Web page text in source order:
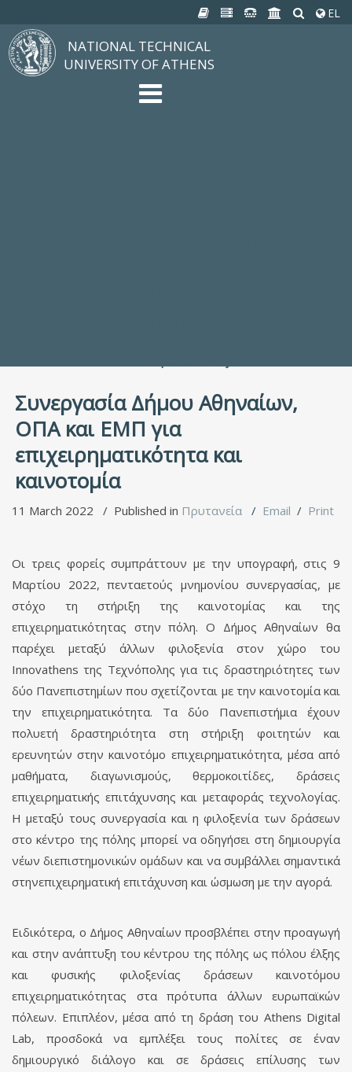
EL
NATIONAL TECHNICAL
UNIVERSITY OF ATHENS
Συνεργασία Δήμου Αθηναίων,
ΟΠΑ και ΕΜΠ για
επιχειρηματικότητα και
καινοτομία
11 March 2022 Published in Πρυτανεία Email Print
Οι τρεις φορείς συμπράττουν με την υπογραφή, στις 9
Μαρτίου 2022, πενταετούς μνημονίου συνεργασίας, με
στόχο τη στήριξη της καινοτομίας και της
επιχειρηματικότητας στην πόλη. Ο Δήμος Αθηναίων θα
παρέχει μεταξύ άλλων φιλοξενία στον χώρο του
Innovathens της Τεχνόπολης για τις δραστηριότητες των
δύο Πανεπιστημίων που σχετίζονται με την καινοτομία και
την επιχειρηματικότητα. Τα δύο Πανεπιστήμια έχουν
πολυετή δραστηριότητα στη στήριξη φοιτητών και
ερευνητών στην καινοτόμο επιχειρηματικότητα, μέσα από
μαθήματα, διαγωνισμούς, θερμοκοιτίδες, δράσεις
επιχειρηματικής επιτάχυνσης και μεταφοράς τεχνολογίας.
Η μεταξύ τους συνεργασία και η φιλοξενία των δράσεων
στο κέντρο της πόλης μπορεί να οδηγήσει στη δημιουργία
νέων διεπιστημονικών ομάδων και να συμβάλλει σημαντικά
στηνεπιχειρηματική επιτάχυνση και ώσμωση με την αγορά.
Ειδικότερα, ο Δήμος Αθηναίων προσβλέπει στην προαγωγή
και στην ανάπτυξη του κέντρου της πόλης ως πόλου έλξης
και φυσικής φιλοξενίας δράσεων καινοτόμου
επιχειρηματικότητας στα πρότυπα άλλων ευρωπαϊκών
πόλεων. Επιπλέον, μέσα από τη δράση του Athens Digital
Lab, προσδοκά να εμπλέξει τους πολίτες σε έναν
δημιουργικό διάλογο και σε δράσεις επίλυσης των